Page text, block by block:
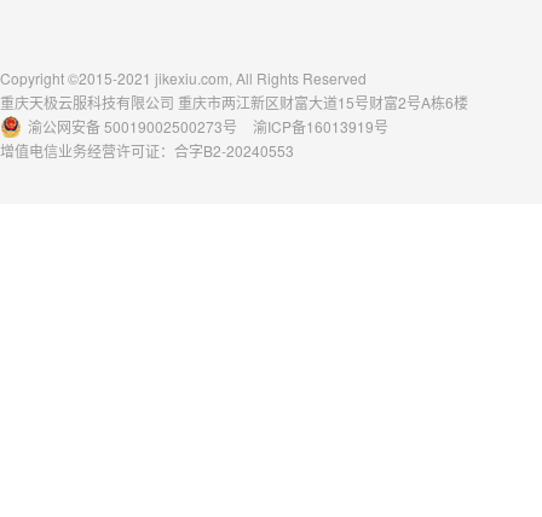
Copyright ©2015-2021 jikexiu.com, All Rights Reserved
重庆天极云服科技有限公司 重庆市两江新区财富大道15号财富2号A栋6楼
渝公网安备 50019002500273号
渝ICP备16013919号
增值电信业务经营许可证：合字B2-20240553